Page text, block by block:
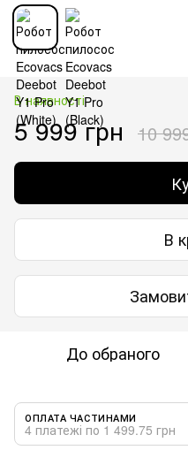
В наявності
5 999 грн 10
В
До обраного
ОПЛАТА ЧАСТИНАМИ
4 платежі по 1 499.75 грн